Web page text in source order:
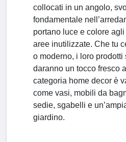
collocati in un angolo,
fondamentale
portano luce e colore
aree inutilizzate. Che tu
o moderno, i loro
daranno un tocco fresco
categoria home decor è
come vasi, mobili da
sedie, sgabelli e
giardino.